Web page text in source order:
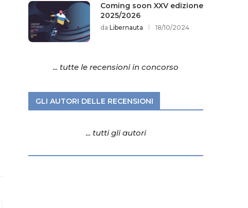
Coming soon XXV edizione
2025/2026
da Libernauta 18/10/2024
... tutte le recensioni in concorso
GLI AUTORI DELLE RECENSIONI
... tutti gli autori